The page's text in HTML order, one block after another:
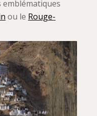
emblématiques
ou le Rouge-